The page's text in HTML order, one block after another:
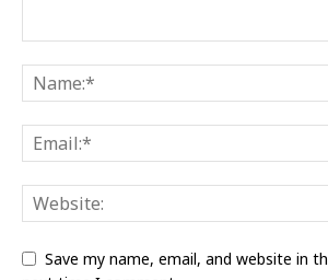
Save my name, email, and website in